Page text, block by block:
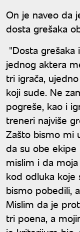
On je naveo da
dosta grešaka
"Dosta grešaka
jednog aktera
tri igrača,
koji sude. Ne
pogreše, kao i
treneri najviše
Zašto bismo mi
da su obe ekipe
mislim i da
kod odluka koje
bismo pobedili,
Mislim da je
tri poena, a